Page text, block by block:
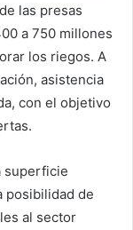
las presas
a 750 millones
los riegos. A
asistencia
con el objetivo
superficie
posibilidad de
al sector